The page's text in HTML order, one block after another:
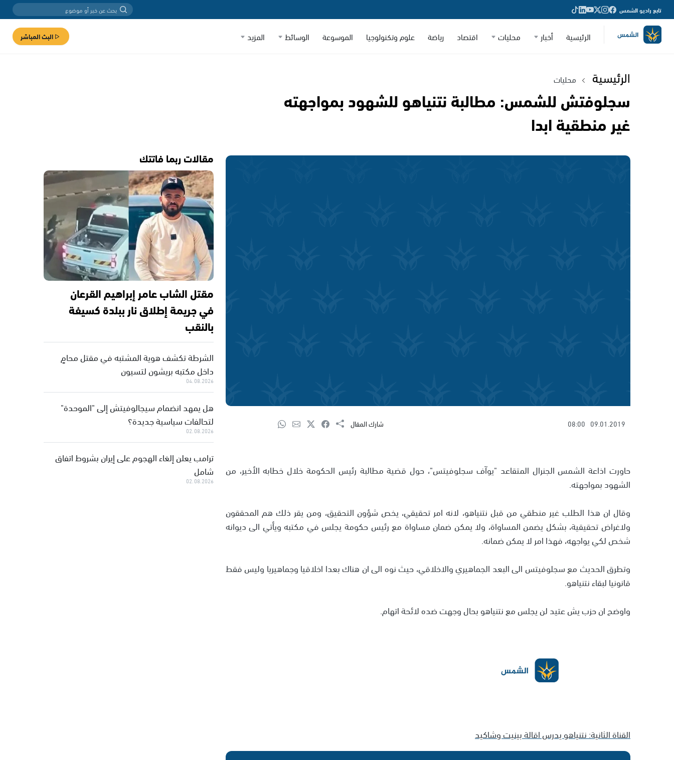
تابع راديو الشمس
الرئيسية أخبار محليات اقتصاد رياضة علوم وتكنولوجيا الموسوعة الوسائط المزيد البث المباشر
الرئيسية محليات
سجلوفتش للشمس: مطالبة نتنياهو للشهود بمواجهته
غير منطقية ابدا
09.01.2019
08:00 شارك المقال
حاورت اذاعة الشمس الجنرال المتقاعد "يوآف سجلوفيتس"، حول قضية مطالبة رئيس الحكومة خلال خطابه الأخير، من
الشهود بمواجهته.
وقال ان هذا الطلب غير منطقي من قبل نتنياهو، لانه امر تحقيقي، يخص شؤون التحقيق، ومن يقر ذلك هم المحققون
ولاغراض تحقيقية، بشكل يضمن المساواة، ولا يمكن ضمان مساواة مع رئيس حكومة يجلس في مكتبه ويأتي الى ديوانه
شخص لكي يواجهه، فهذا امر لا يمكن ضمانه.
وتطرق الحديث مع سجلوفيتس الى البعد الجماهيري والاخلاقي، حيث نوه الى ان هناك بعدا اخلاقيا وجماهيريا وليس فقط
قانونيا لبقاء نتنياهو.
واوضح ان حزب يش عتيد لن يجلس مع نتنياهو بحال وجهت ضده لائحة اتهام.
القناة الثانية: نتنياهو يدرس اقالة بينيت وشاكيد
مقالات ربما فاتتك
مقتل الشاب عامر إبراهيم القرعان
في جريمة إطلاق نار ببلدة كسيفة
بالنقب
الشرطة تكشف هوية المشتبه في مقتل محامٍ
داخل مكتبه بريشون لتسيون
04.08.2026
هل يمهد انضمام سيجالوفيتش إلى "الموحدة"
لتحالفات سياسية جديدة؟
02.08.2026
ترامب يعلن إلغاء الهجوم على إيران بشروط اتفاق
شامل
02.08.2026